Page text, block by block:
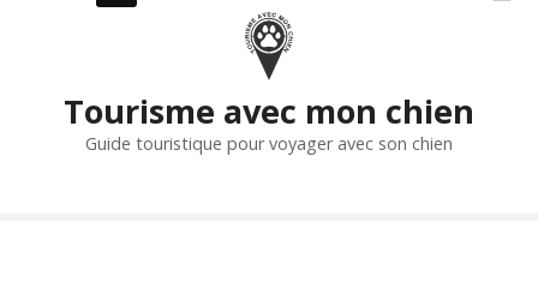
Tourisme avec mon chien
Guide touristique pour voyager avec son chien